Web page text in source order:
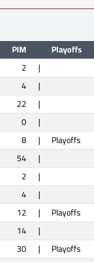
PIM Playoffs
2
|
4
|
22
|
0
|
8 | Playoffs
54
|
2
|
4
|
12 | Playoffs
14
|
30 | Playoffs